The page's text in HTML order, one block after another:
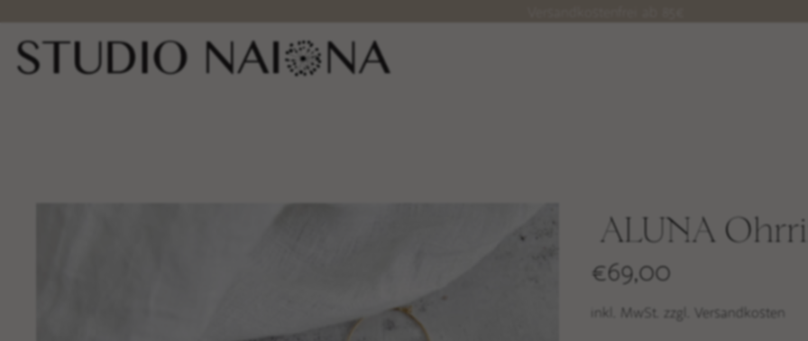
ALUNA
€69,00
inkl. MwSt. zzgl. Versandkosten